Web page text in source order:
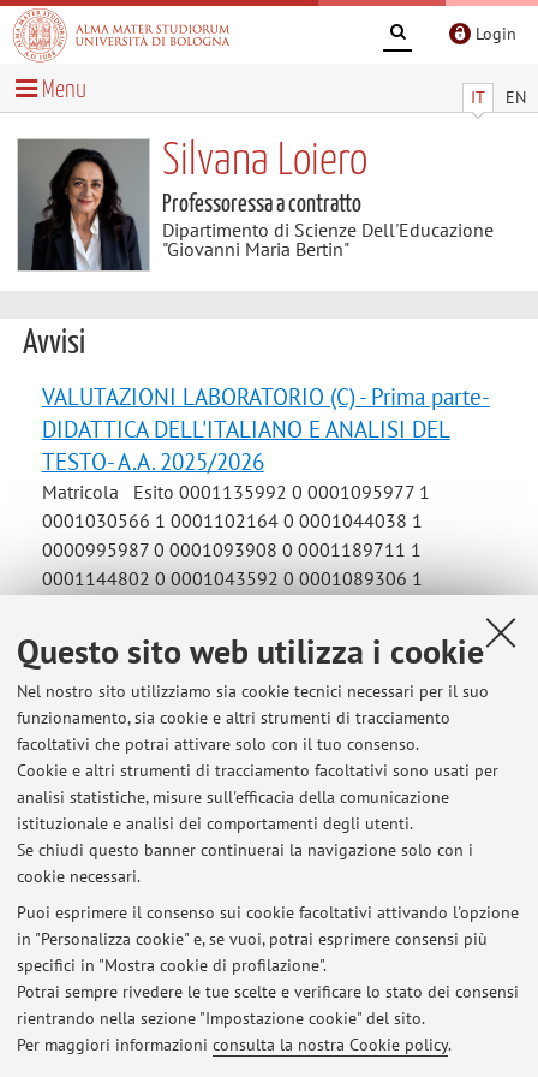
Questo sito web utilizza i cookie
Nel nostro sito utilizziamo sia cookie tecnici necessari per il suo
funzionamento, sia cookie e altri strumenti di tracciamento
facoltativi che potrai attivare solo con il tuo consenso.
Cookie e altri strumenti di tracciamento facoltativi sono usati per
analisi statistiche, misure sull'efficacia della comunicazione
istituzionale e analisi dei comportamenti degli utenti.
Se chiudi questo banner continuerai la navigazione solo con i
cookie necessari.
Puoi esprimere il consenso sui cookie facoltativi attivando l'opzione
in "Personalizza cookie" e, se vuoi, potrai esprimere consensi più
specifici in "Mostra cookie di profilazione".
Potrai sempre rivedere le tue scelte e verificare lo stato dei consensi
rientrando nella sezione "Impostazione cookie" del sito.
Per maggiori informazioni consulta la nostra Cookie policy.
Login
IT EN
Menu
Silvana Loiero
Professoressa a contratto
Dipartimento di Scienze Dell'Educazione
"Giovanni Maria Bertin"
Avvisi
VALUTAZIONI LABORATORIO (C) - Prima parte-
DIDATTICA DELL'ITALIANO E ANALISI DEL
TESTO- A.A. 2025/2026
Matricola Esito 0001135992 0 0001095977 1
0001030566 1 0001102164 0 0001044038 1
0000995987 0 0001093908 0 0001189711 1
0001144802 0 0001043592 0 0001089306 1
0001098997 1
VALUTAZIONI LABORATORIO (B) Prima parte -
DIDATTICA DELL'ITALIANO E ANALISI DEL
TESTO- A.A, 2025/2026
Matricola Valutazione elaborato 0001081991 0
0001094835 1 0001189725 0 0001096478 1
0001093827 0 0001095945 1 0001142388 1
0001095927 1 0001191071 0 0001090146 1
0001092454 1 0001042065 1 0001090636 1
0001096987 1 0001096058 1 0001089103 0
0001141790 1 0001095998 ...
Pubblicato il: 09 dicembre 2025